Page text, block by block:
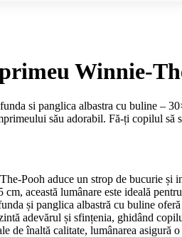
Winnie-
si panglica albastra cu buline –
său adorabil. Fă-ți copilul să
Pooh aduce un strop de bucurie și
cm, această lumânare este ideală
și panglica albastră cu buline
adevărul și sfințenia, ghidând
de înaltă calitate, lumânarea asigură